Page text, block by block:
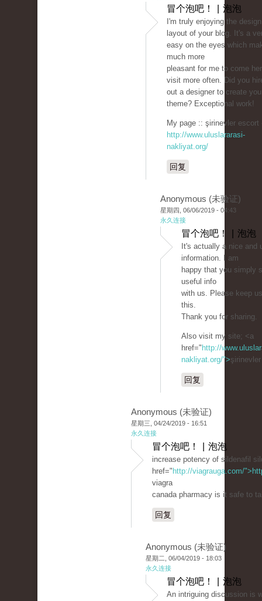
冒个泡吧！ | 泡泡
I'm truly enjoying the
layout of your blog. It's a
easy on the eyes which
much more
pleasant for me to come
visit more often. Did you
out a designer to create
theme? Exceptional work!
My page :: şirinevler escort
http://www.uluslararasi-
nakliyat.org/
回复
Anonymous (未验证)
星期四, 06/06/2019 - 04:43
永久连接
冒个泡吧！ | 泡泡
It's actually a nice and
information. I am
happy that you simply
useful info
with us. Please keep
this.
Thank you for sharing.
Also visit my site; <a
href=" http://
nakliyat.org/">
回复
Anonymous (未验证)
星期三, 04/24/2019 - 16:51
永久连接
冒个泡吧！ | 泡泡
increase potency of sildenafil
href=" http://viagrauga.com/
viagra
canada pharmacy is it safe to
回复
Anonymous (未验证)
星期二, 06/04/2019 - 18:03
永久连接
冒个泡吧！ | 泡泡
An intriguing discussion іѕ